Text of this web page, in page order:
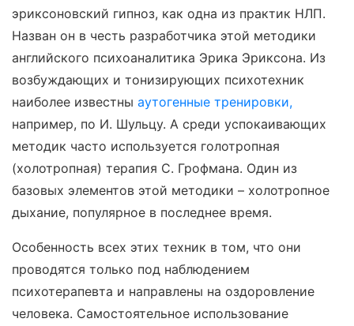
эриксоновский гипноз, как одна из практик НЛП.
Назван он в честь разработчика этой методики
английского психоаналитика Эрика Эриксона. Из
возбуждающих и тонизирующих психотехник
наиболее известны аутогенные тренировки,
например, по И. Шульцу. А среди успокаивающих
методик часто используется голотропная
(холотропная) терапия С. Грофмана. Один из
базовых элементов этой методики – холотропное
дыхание, популярное в последнее время.
Особенность всех этих техник в том, что они
проводятся только под наблюдением
психотерапевта и направлены на оздоровление
человека. Самостоятельное использование